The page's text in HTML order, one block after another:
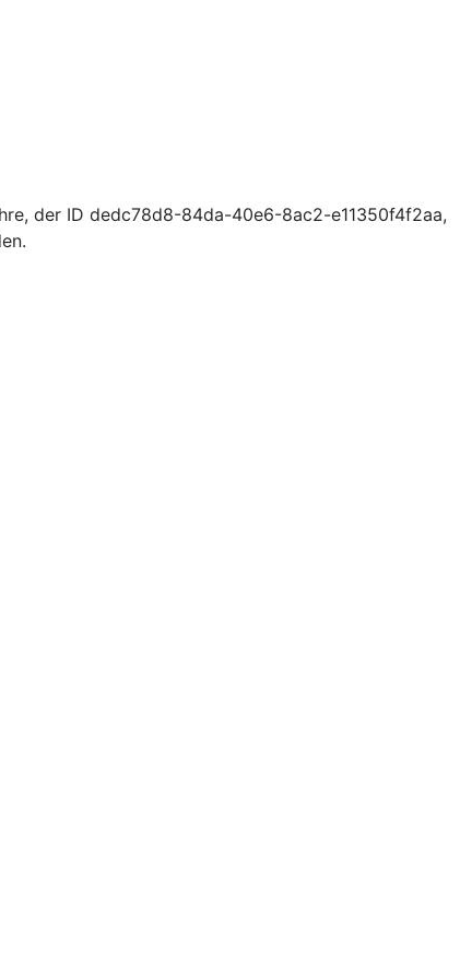
der ID dedc78d8-84da-40e6-8ac2-e11350f4f2aa,